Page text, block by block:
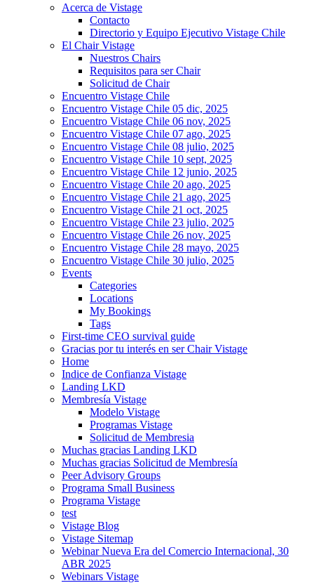
Acerca de Vistage
Contacto
Directorio y Equipo Ejecutivo Vistage Chile
El Chair Vistage
Nuestros Chairs
Requisitos para ser Chair
Solicitud de Chair
Encuentro Vistage Chile
Encuentro Vistage Chile 05 dic, 2025
Encuentro Vistage Chile 06 nov, 2025
Encuentro Vistage Chile 07 ago, 2025
Encuentro Vistage Chile 08 julio, 2025
Encuentro Vistage Chile 10 sept, 2025
Encuentro Vistage Chile 12 junio, 2025
Encuentro Vistage Chile 20 ago, 2025
Encuentro Vistage Chile 21 ago, 2025
Encuentro Vistage Chile 21 oct, 2025
Encuentro Vistage Chile 23 julio, 2025
Encuentro Vistage Chile 26 nov, 2025
Encuentro Vistage Chile 28 mayo, 2025
Encuentro Vistage Chile 30 julio, 2025
Events
Categories
Locations
My Bookings
Tags
First-time CEO survival guide
Gracias por tu interés en ser Chair Vistage
Home
Indice de Confianza Vistage
Landing LKD
Membresía Vistage
Modelo Vistage
Programas Vistage
Solicitud de Membresia
Muchas gracias Landing LKD
Muchas gracias Solicitud de Membresía
Peer Advisory Groups
Programa Small Business
Programa Vistage
test
Vistage Blog
Vistage Sitemap
Webinar Nueva Era del Comercio Internacional, 30
ABR 2025
Webinars Vistage